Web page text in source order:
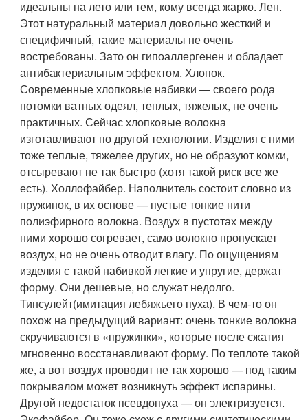
идеальны на лето или тем, кому всегда жарко.Лен.
Этот натуральный материал довольно жесткий и
специфичный, такие материалы не очень
востребованы. Зато он гипоаллергенен и обладает
антибактериальным эффектом.Хлопок.
Современные хлопковые набивки — своего рода
потомки ватных одеял, теплых, тяжелых, не очень
практичных. Сейчас хлопковые волокна
изготавливают по другой технологии. Изделия с ними
тоже теплые, тяжелее других, но не образуют комки,
отсыревают не так быстро (хотя такой риск все же
есть).Холлофайбер. Наполнитель состоит словно из
пружинок, в их основе — пустые тонкие нити
полиэфирного волокна. Воздух в пустотах между
ними хорошо согревает, само волокно пропускает
воздух, но не очень отводит влагу. По ощущениям
изделия с такой набивкой легкие и упругие, держат
форму. Они дешевые, но служат недолго.
Тинсулейт(имитация лебяжьего пуха). В чем-то он
похож на предыдущий вариант: очень тонкие волокна
скручиваются в «пружинки», которые после сжатия
мгновенно восстанавливают форму. По теплоте такой
же, а вот воздух проводит не так хорошо — под таким
покрывалом может возникнуть эффект испарины.
Другой недостаток псевдопуха — он электризуется.